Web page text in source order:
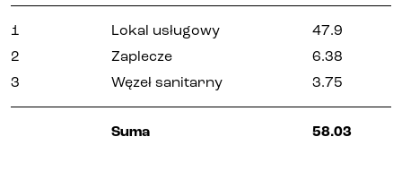
Udogodnienia
Aktualności
1 Lokal usługowy
47.9
2
Zaplecze
6.38
3
Węzeł sanitarny 3.75
Suma 58.03